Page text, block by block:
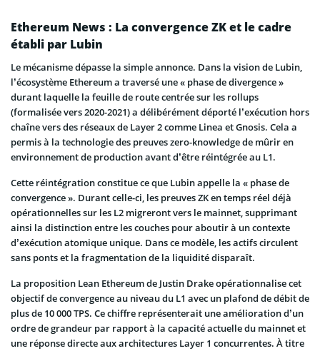
Ethereum News : La convergence ZK et le cadre
établi par Lubin
Le mécanisme dépasse la simple annonce. Dans la vision de Lubin,
l’écosystème Ethereum a traversé une « phase de divergence »
durant laquelle la feuille de route centrée sur les rollups
(formalisée vers 2020-2021) a délibérément déporté l’exécution hors
chaîne vers des réseaux de Layer 2 comme Linea et Gnosis. Cela a
permis à la technologie des preuves zero-knowledge de mûrir en
environnement de production avant d’être réintégrée au L1.
Cette réintégration constitue ce que Lubin appelle la « phase de
convergence ». Durant celle-ci, les preuves ZK en temps réel déjà
opérationnelles sur les L2 migreront vers le mainnet, supprimant
ainsi la distinction entre les couches pour aboutir à un contexte
d’exécution atomique unique. Dans ce modèle, les actifs circulent
sans ponts et la fragmentation de la liquidité disparaît.
La proposition Lean Ethereum de Justin Drake opérationnalise cet
objectif de convergence au niveau du L1 avec un plafond de débit de
plus de 10 000 TPS. Ce chiffre représenterait une amélioration d’un
ordre de grandeur par rapport à la capacité actuelle du mainnet et
une réponse directe aux architectures Layer 1 concurrentes. À titre